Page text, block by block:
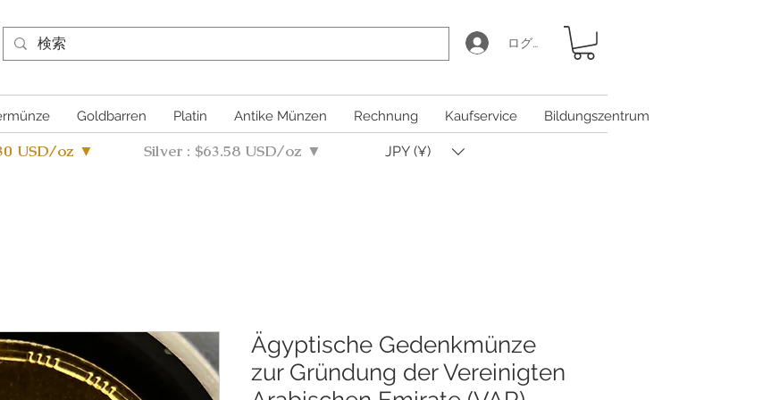
ログイン
Goldbarren Platin Antike Münzen Rechnung Kaufservice Bildungszentrum
USD/oz ▼ Silver : $63.58 USD/oz ▼ JPY (¥)
Ägyptische Gedenkmünze
zur Gründung der Vereinigten